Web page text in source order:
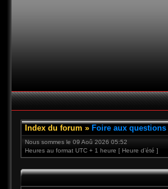
Index du forum » Foire aux
Nous sommes le 09 Aoû 2026 05:52
Heures au format UTC + 1 heure [ Heure d’été ]